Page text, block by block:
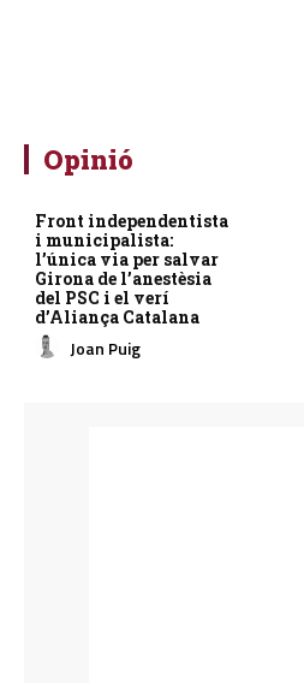
Opinió
Front independentista
i municipalista:
l’única via per salvar
Girona de l’anestèsia
del PSC i el verí
d’Aliança Catalana
Joan Puig